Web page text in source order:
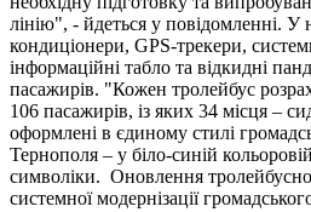
лінію", - йдеться у повідомленні. У
кондиціонери, GPS-трекери,
інформаційні табло та відкидні
пасажирів. "Кожен тролейбус
106 пасажирів, із яких 34 місця –
оформлені в єдиному стилі
Тернополя – у біло-синій
символіки. Оновлення
системної модернізації